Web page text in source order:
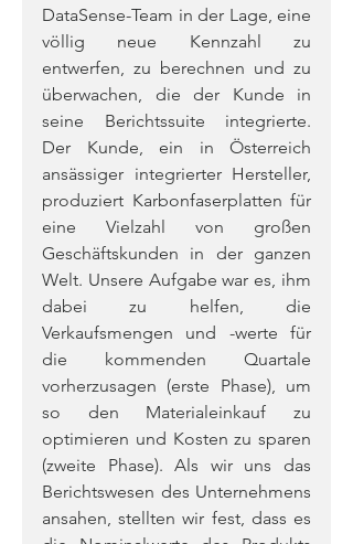
DataSense-Team in der Lage, eine
völlig neue Kennzahl zu
entwerfen, zu berechnen und zu
überwachen, die der Kunde in
seine Berichtssuite integrierte.
Der Kunde, ein in Österreich
ansässiger integrierter Hersteller,
produziert Karbonfaserplatten für
eine Vielzahl von großen
Geschäftskunden in der ganzen
Welt. Unsere Aufgabe war es, ihm
dabei zu helfen, die
Verkaufsmengen und -werte für
die kommenden Quartale
vorherzusagen (erste Phase), um
so den Materialeinkauf zu
optimieren und Kosten zu sparen
(zweite Phase). Als wir uns das
Berichtswesen des Unternehmens
ansahen, stellten wir fest, dass es